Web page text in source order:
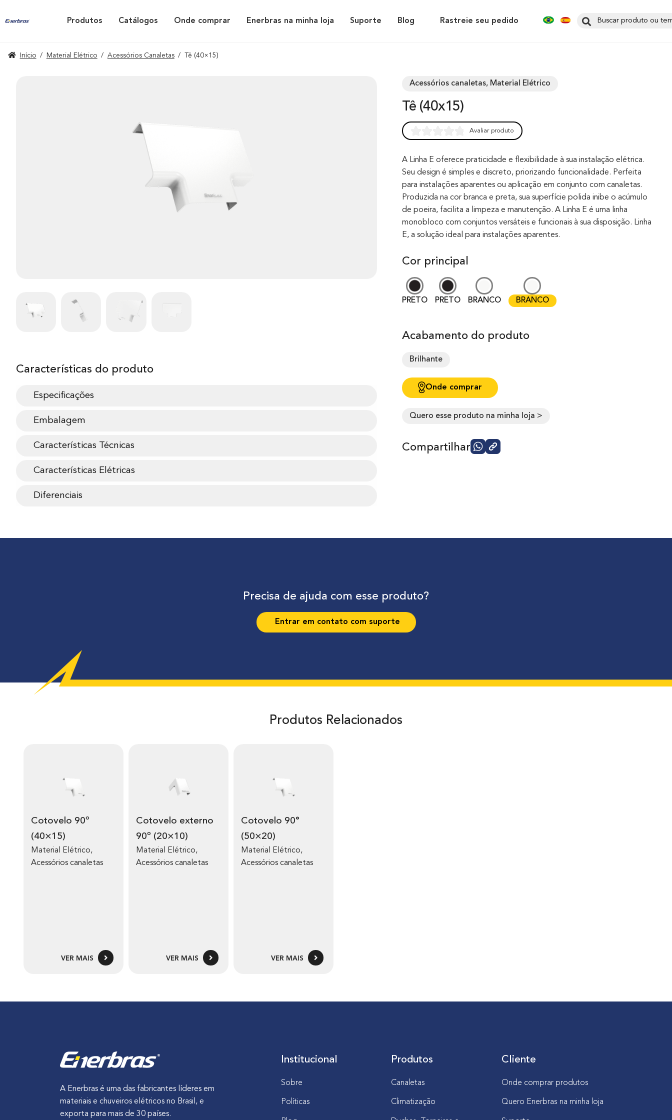
Produtos Catálogos Onde comprar Enerbras na minha loja Suporte Blog Rastreie seu pedido
Início / Material Elétrico / Acessórios Canaletas / Tê (40×15)
Características do produto
Especificações
Embalagem
Características Técnicas
Características Elétricas
Diferenciais
Acessórios canaletas, Material Elétrico
Tê (40x15)
out of 0
based on
customer
rating
Avaliar produto
A Linha E oferece praticidade e flexibilidade à sua instalação elétrica.
Seu design é simples e discreto, priorizando funcionalidade. Perfeita
para instalações aparentes ou aplicação em conjunto com canaletas.
Produzida na cor branca e preta, sua superfície polida inibe o acúmulo
de poeira, facilita a limpeza e manutenção. A Linha E é uma linha
monobloco com conjuntos versáteis e funcionais à sua disposição. Linha
E, a solução ideal para instalações aparentes.
Cor principal
PRETO PRETO BRANCO BRANCO
Acabamento do produto
Brilhante
Onde comprar
Quero esse produto na minha loja >
Compartilhar
Precisa de ajuda com esse produto?
Entrar em contato com suporte
Produtos Relacionados
Cotovelo 90º
(40×15)
Material Elétrico,
Acessórios canaletas
VER MAIS
Cotovelo externo
90º (20×10)
Material Elétrico,
Acessórios canaletas
VER MAIS
Cotovelo 90°
(50×20)
Material Elétrico,
Acessórios canaletas
VER MAIS
A Enerbras é uma das fabricantes líderes em
materiais e chuveiros elétricos no Brasil, e
exporta para mais de 30 países.
Institucional
Sobre
Políticas
Produtos
Canaletas
Climatização
Cliente
Onde comprar produtos
Quero Enerbras na minha loja